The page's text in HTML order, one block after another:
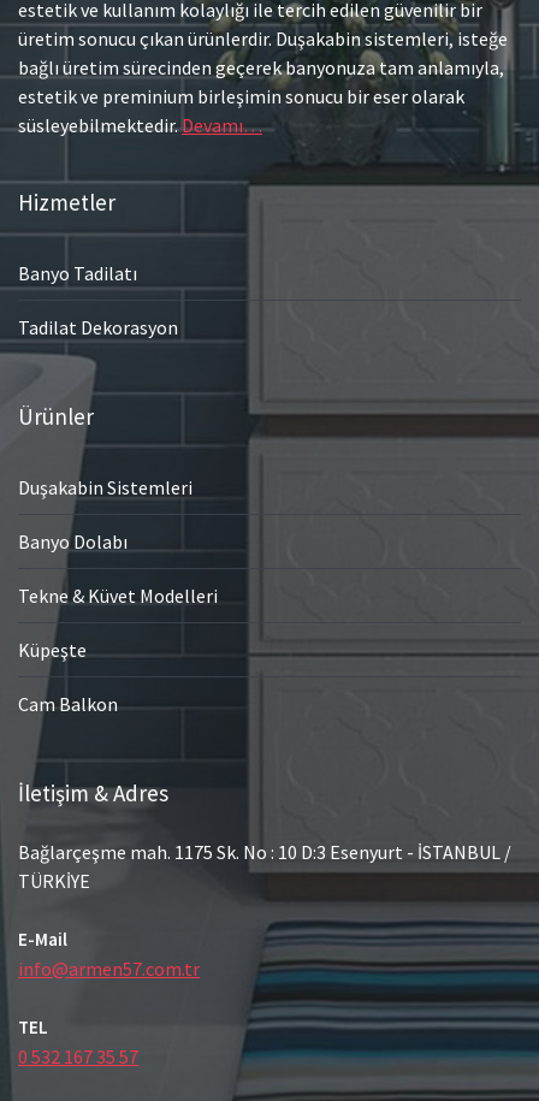
estetik ve kullanım kolaylığı ile tercih edilen güvenilir bir
üretim sonucu çıkan ürünlerdir. Duşakabin sistemleri, isteğe
bağlı üretim sürecinden geçerek banyonuza tam anlamıyla,
estetik ve preminium birleşimin sonucu bir eser olarak
süsleyebilmektedir.Devamı…
Hizmetler
Banyo Tadilatı
Tadilat Dekorasyon
Ürünler
Duşakabin Sistemleri
Banyo Dolabı
Tekne & Küvet Modelleri
Küpeşte
Cam Balkon
İletişim & Adres
Bağlarçeşme mah. 1175 Sk. No : 10 D:3 Esenyurt - İSTANBUL /
TÜRKİYE
E-Mail
info@armen57.com.tr
TEL
0 532 167 35 57